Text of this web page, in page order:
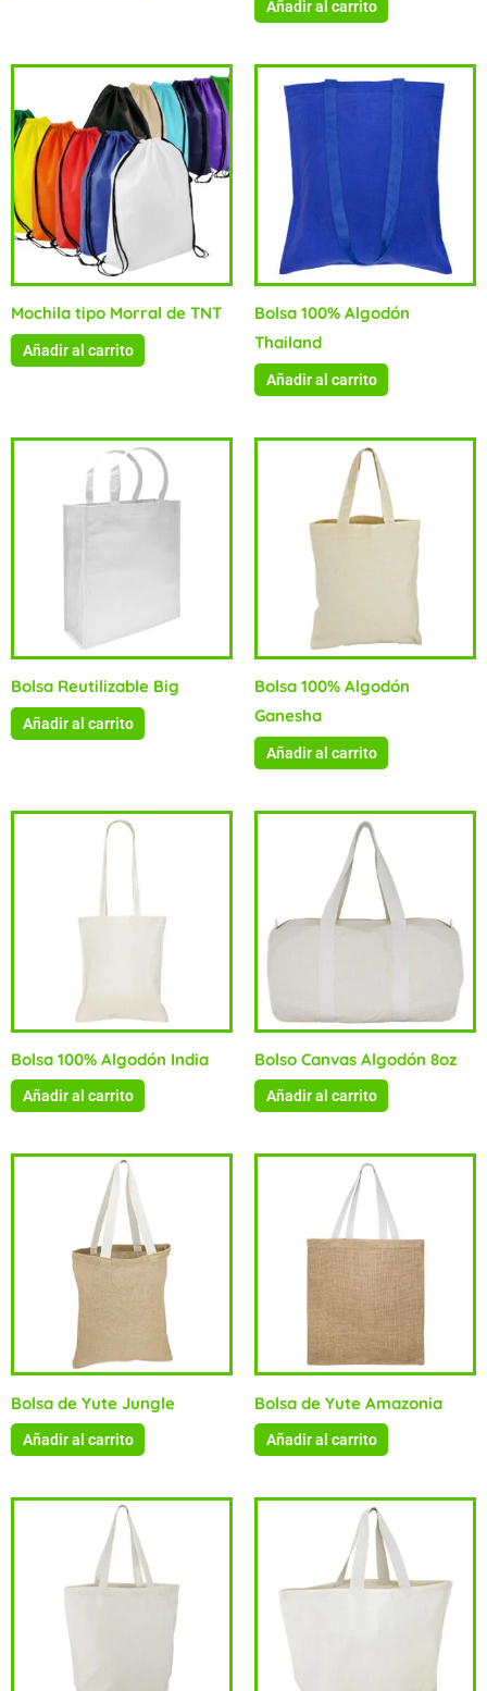
Añadir al carrito
Mochila tipo Morral de TNT
Añadir al carrito
Bolsa 100% Algodón
Thailand
Añadir al carrito
Bolsa Reutilizable Big
Añadir al carrito
Bolsa 100% Algodón
Ganesha
Añadir al carrito
Bolsa 100% Algodón India
Añadir al carrito
Bolso Canvas Algodón 8oz
Añadir al carrito
Bolsa de Yute Jungle
Añadir al carrito
Bolsa de Yute Amazonia
Añadir al carrito